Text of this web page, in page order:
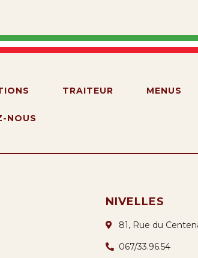
TRAITEUR MENUS
NOUS
NIVELLES
81, Rue du
067/33.96.54